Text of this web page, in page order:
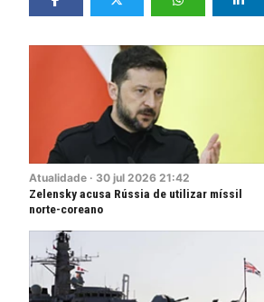
Atualidade · 30 jul 2026 21:42
Zelensky acusa Rússia de utilizar míssil
norte-coreano